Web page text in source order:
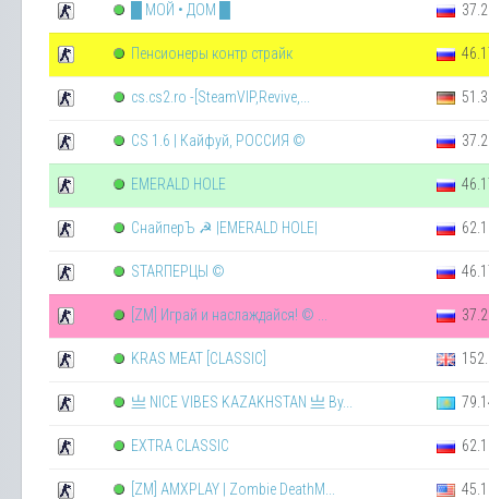
█ МОЙ • ДОМ █
Пенсионеры контр страйк
cs.cs2.ro -[SteamVIP,Revive,...
CS 1.6 | Кайфуй, РОССИЯ ©
EMERALD HOLE
СнайперЪ ☭ |EMERALD HOLE|
STARПЕРЦЫ ©
[ZM] Играй и наслаждайся! © ...
KRAS MEAT [СLASSIC]
亗 NICE VIBES KAZAKHSTAN 亗 By...
EXTRA CLASSIC
[ZM] AMXPLAY | Zombie DeathM...